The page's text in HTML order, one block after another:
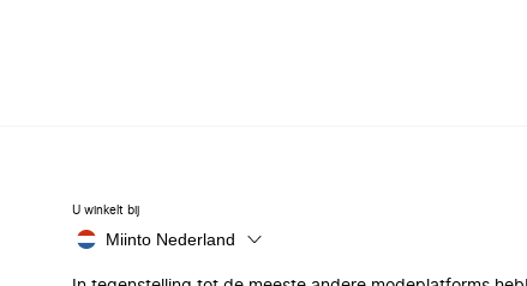
U winkelt bij
Miinto Nederland